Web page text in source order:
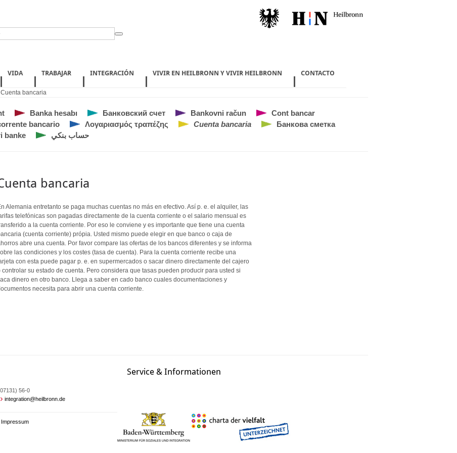
VIDA TRABAJAR INTEGRACIÓN VIVIR EN HEILBRONN Y VIVIR HEILBRONN CONTACTO
Cuenta bancaria
Banka hesabı Банковский счет Bankovni račun
Cont bancar
bancario Λογαριασμός τραπέζης Cuenta bancaria
Банкова сметка
banke حساب بنكي
bancaria
Alemania entretanto se paga muchas cuentas no más en efectivo. Así p. e. el alquiler, las
telefónicas son pagadas directamente de la cuenta corriente o el salario mensual es
a la cuenta corriente. Por eso le conviene y es importante que tiene una cuenta
(cuenta corriente) própia. Usted mismo puede elegir en que banco o caja de
abre una cuenta. Por favor compare las ofertas de los bancos diferentes y se informa
las condiciones y los costes (tasa de cuenta). Para la cuenta corriente recibe una
con esta puede pagar p. e. en supermercados o sacar dinero directamente del cajero
controlar su estado de cuenta. Pero considera que tasas pueden producir para usted si
dinero en otro banco. Llega a saber en cado banco cuales documentaciones y
necesita para abrir una cuenta corriente.
56-0
integration@heilbronn.de
Service & Informationen
Impressum